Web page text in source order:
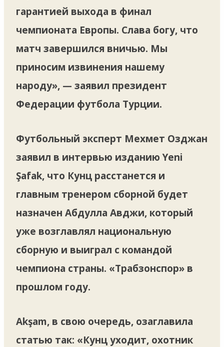
гарантией выхода в финал
чемпионата Европы. Слава богу, что
матч завершился вничью. Мы
приносим извинения нашему
народу», — заявил президент
Федерации футбола Турции.
Футбольный эксперт Мехмет Озджан
заявил в интервью изданию Yeni
Şafak, что Кунц расстанется и
главным тренером сборной будет
назначен Абдулла Авджи, который
уже возглавлял национальную
сборную и выиграл с командой
чемпиона страны. «Трабзонспор» в
прошлом году.
Akşam, в свою очередь, озаглавила
статью так: «Кунц уходит, охотник